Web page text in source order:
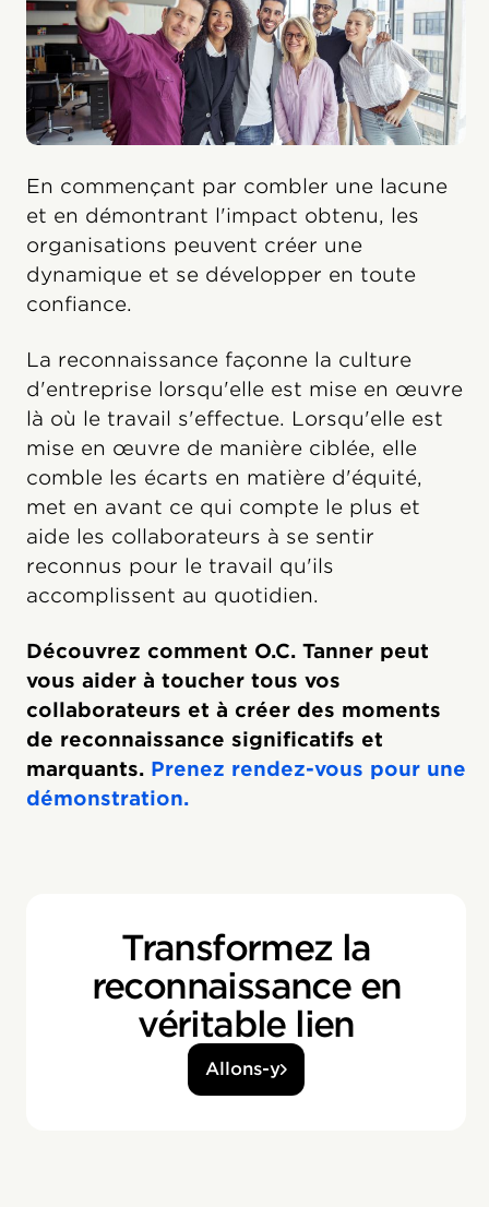
En commençant par combler une lacune
et en démontrant l'impact obtenu, les
organisations peuvent créer une
dynamique et se développer en toute
confiance.
La reconnaissance façonne la culture
d'entreprise lorsqu'elle est mise en œuvre
là où le travail s'effectue. Lorsqu'elle est
mise en œuvre de manière ciblée, elle
comble les écarts en matière d'équité,
met en avant ce qui compte le plus et
aide les collaborateurs à se sentir
reconnus pour le travail qu'ils
accomplissent au quotidien.
Découvrez comment O.C. Tanner peut
vous aider à toucher tous vos
collaborateurs et à créer des moments
de reconnaissance significatifs et
marquants. Prenez rendez-vous pour une
démonstration.
Transformez la
reconnaissance en
véritable lien
Allons-y